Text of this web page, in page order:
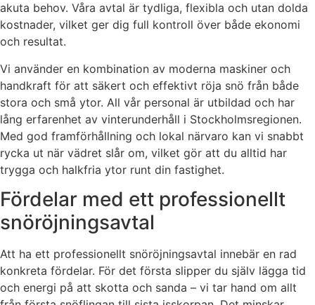
akuta behov. Våra avtal är tydliga, flexibla och utan dolda
kostnader, vilket ger dig full kontroll över både ekonomi
och resultat.
Vi använder en kombination av moderna maskiner och
handkraft för att säkert och effektivt röja snö från både
stora och små ytor. All vår personal är utbildad och har
lång erfarenhet av vinterunderhåll i Stockholmsregionen.
Med god framförhållning och lokal närvaro kan vi snabbt
rycka ut när vädret slår om, vilket gör att du alltid har
trygga och halkfria ytor runt din fastighet.
Fördelar med ett professionellt
snöröjningsavtal
Att ha ett professionellt snöröjningsavtal innebär en rad
konkreta fördelar. För det första slipper du själv lägga tid
och energi på att skotta och sanda – vi tar hand om allt